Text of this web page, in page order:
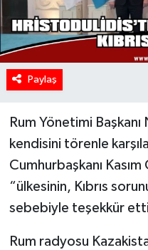
Paylaş
Rum Yönetimi
kendisini törenle
Cumhurbaşkanı
“ülkesinin, Kıbrıs
sebebiyle teşekkür
Rum radyosu